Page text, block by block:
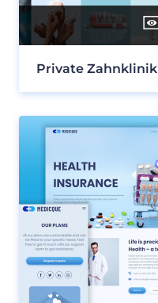
Private Zahnklinik